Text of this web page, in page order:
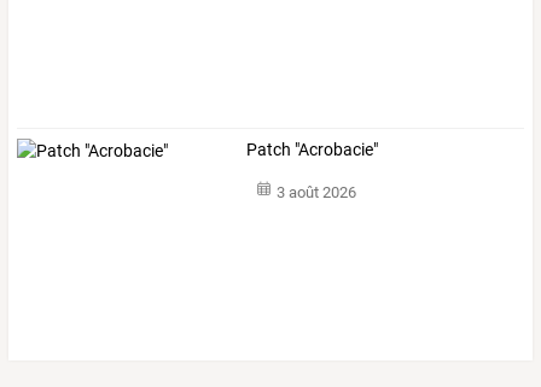
Patch "Acrobacie"
3 août 2026